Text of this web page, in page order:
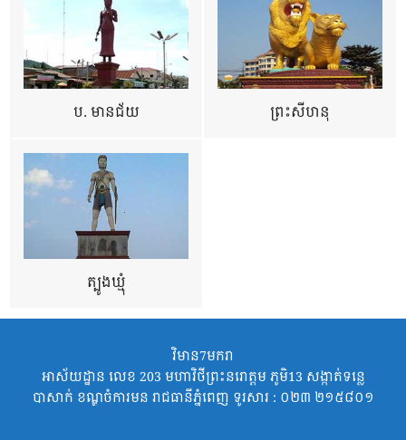
ប. មានជ័យ ព្រះសីហនុ
ត្បូងឃ្មុំ
វិមាន7មករា
អាស័យដ្ឋាន លេខ 203 មហាវិថីព្រះនរោត្តម ភូមិ13 សង្កាត់ទន្លេ
បាសាក់ ខណ្ឌចំការមន រាជធានីភ្នំពេញ ទូរសារ : ០២៣ ២១៥៨០១